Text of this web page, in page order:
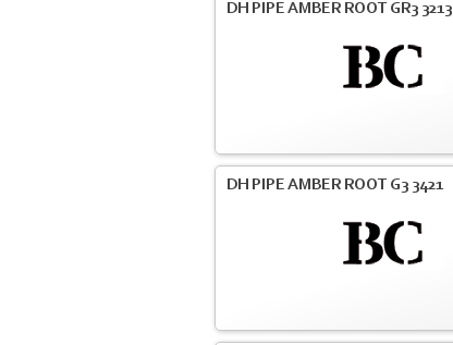
DH PIPE AMBER ROOT GR3 3213
DH PIPE AMBER ROOT G3 3421